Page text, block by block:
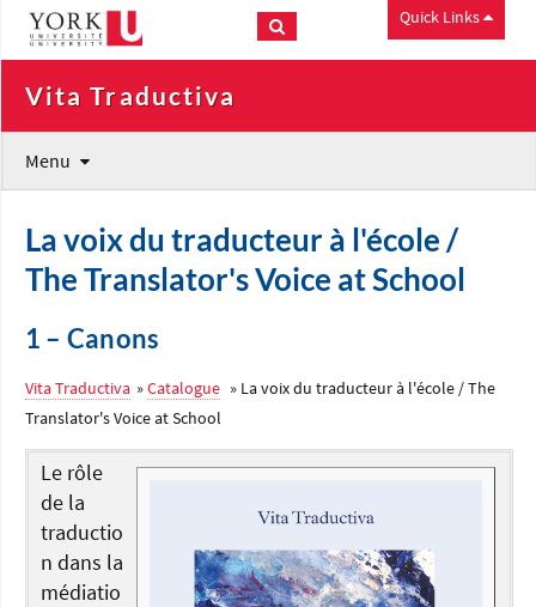
Quick Links
Vita Traductiva
Menu
La voix du traducteur à l'école /
The Translator's Voice at School
1 – Canons
Vita Traductiva »Catalogue » La voix du traducteur à l'école / The
Translator's Voice at School
Le rôle
de la
traductio
n dans la
médiatio